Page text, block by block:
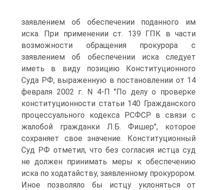
заявлением об обеспечении поданного им
иска. При применении ст. 139 ГПК в части
возможности обращения прокурора с
заявлением об обеспечении иска следует
иметь в виду позицию Конституционного
Суда РФ, выраженную в постановлении от 14
февраля 2002 г. N 4-П "По делу о проверке
конституционности статьи 140 Гражданского
процессуального кодекса РСФСР в связи с
жалобой гражданки Л.Б. Фишер", которое
сохраняет свое значение. Конституционный
Суд РФ отметил, что без согласия истца суд
не должен принимать меры к обеспечению
иска по ходатайству, заявленному прокурором.
Иное позволяло бы истцу уклоняться от